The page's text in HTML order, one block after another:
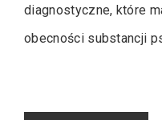
diagnostyczne, które
obecności substancji